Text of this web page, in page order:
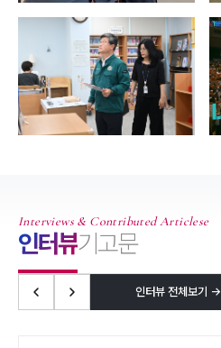
Interviews & Contributed Articlese
인터뷰기고문
인터뷰 전체보기 →